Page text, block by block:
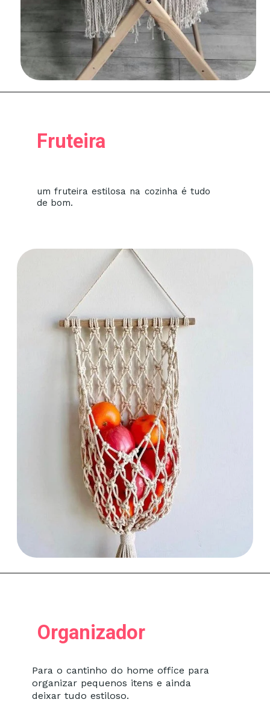
um fruteira estilosa na cozinha é tudo
de bom.
Fruteira
Para o cantinho do home office para
organizar pequenos itens e ainda
deixar tudo estiloso.
Organizador